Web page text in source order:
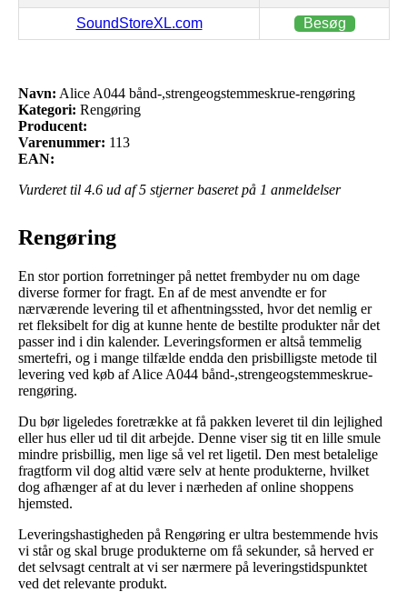
SoundStoreXL.com Besøg
Navn: Alice A044 bånd-,strengeogstemmeskrue-rengøring
Kategori: Rengøring
Producent:
Varenummer: 113
EAN:
Vurderet til 4.6 ud af 5 stjerner baseret på 1 anmeldelser
Rengøring
En stor portion forretninger på nettet frembyder nu om dage
diverse former for fragt. En af de mest anvendte er for
nærværende levering til et afhentningssted, hvor det nemlig er
ret fleksibelt for dig at kunne hente de bestilte produkter når det
passer ind i din kalender. Leveringsformen er altså temmelig
smertefri, og i mange tilfælde endda den prisbilligste metode til
levering ved køb af Alice A044 bånd-,strengeogstemmeskrue-
rengøring.
Du bør ligeledes foretrække at få pakken leveret til din lejlighed
eller hus eller ud til dit arbejde. Denne viser sig tit en lille smule
mindre prisbillig, men lige så vel ret ligetil. Den mest betalelige
fragtform vil dog altid være selv at hente produkterne, hvilket
dog afhænger af at du lever i nærheden af online shoppens
hjemsted.
Leveringshastigheden på Rengøring er ultra bestemmende hvis
vi står og skal bruge produkterne om få sekunder, så herved er
det selvsagt centralt at vi ser nærmere på leveringstidspunktet
ved det relevante produkt.